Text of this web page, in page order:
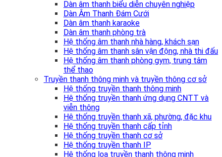
Dàn âm thanh biểu diễn chuyên nghiệp
Dàn Âm Thanh Đám Cưới
Dàn âm thanh karaoke
Dàn âm thanh phòng trà
Hệ thống âm thanh nhà hàng, khách sạn
Hệ thống âm thanh sân vận động, nhà thi đấu
Hệ thống âm thanh phòng gym, trung tâm
thể thao
Truyền thanh thông minh và truyền thông cơ sở
Hệ thống truyền thanh thông minh
Hệ thống truyền thanh ứng dụng CNTT và
viễn thông
Hệ thống truyền thanh xã, phường, đặc khu
Hệ thống truyền thanh cấp tỉnh
Hệ thống truyền thanh cơ sở
Hệ thống truyền thanh IP
Hệ thống loa truyền thanh thông minh